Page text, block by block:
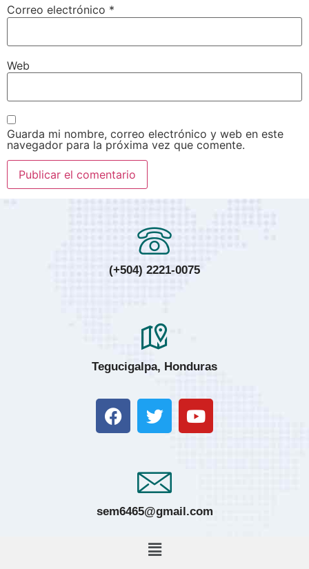
Correo electrónico *
Web
Guarda mi nombre, correo electrónico y web en este
navegador para la próxima vez que comente.
(+504) 2221-0075
Tegucigalpa, Honduras
sem6465@gmail.com